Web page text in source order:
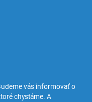
vás informovať o
chystáme. A